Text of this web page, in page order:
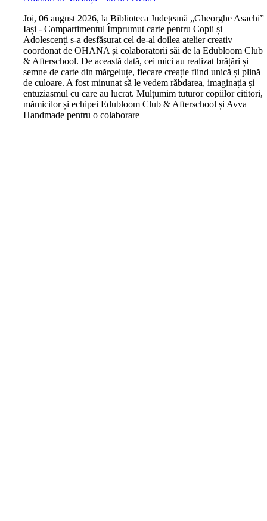
Joi, 06 august 2026, la Biblioteca Județeană „Gheorghe Asachi”
Iași - Compartimentul Împrumut carte pentru Copii și
Adolescenți s-a desfășurat cel de-al doilea atelier creativ
coordonat de OHANA și colaboratorii săi de la Edubloom Club
& Afterschool. De această dată, cei mici au realizat brățări și
semne de carte din mărgeluțe, fiecare creație fiind unică și plină
de culoare. A fost minunat să le vedem răbdarea, imaginația și
entuziasmul cu care au lucrat. Mulțumim tuturor copiilor cititori,
mămicilor și echipei Edubloom Club & Afterschool și Avva
Handmade pentru o colaborare